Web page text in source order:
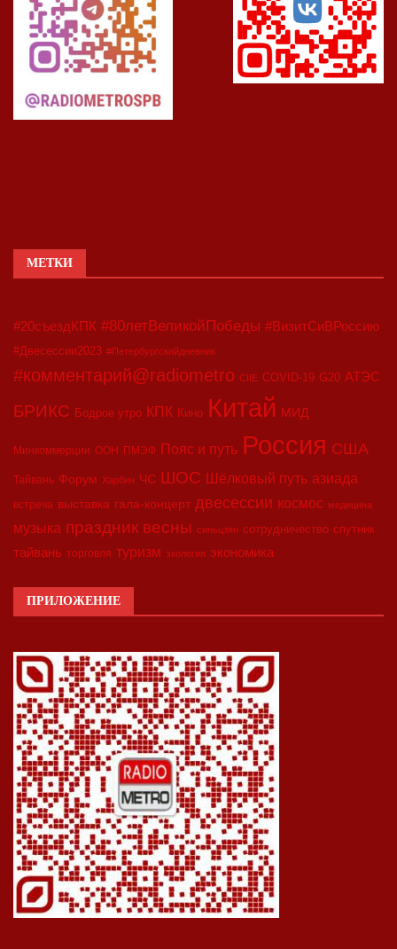
МЕТКИ
#20съездКПК #80летВеликойПобеды #ВизитСиВРоссию
#Двесессии2023 #Петербургскийдневник
#комментарий@radiometro CIIE COVID-19 G20 АТЭС
БРИКС Бодрое утро КПК Кино Китай МИД
Минкоммерции ООН ПМЭФ Пояс и путь Россия США
Тайвань Форум Харбин ЧС ШОС Шёлковый путь азиада
встреча выставка гала-концерт двесессии космос медицина
музыка праздник весны синьцзян сотрудничество спутник
тайвань торговля туризм экология экономика
ПРИЛОЖЕНИЕ